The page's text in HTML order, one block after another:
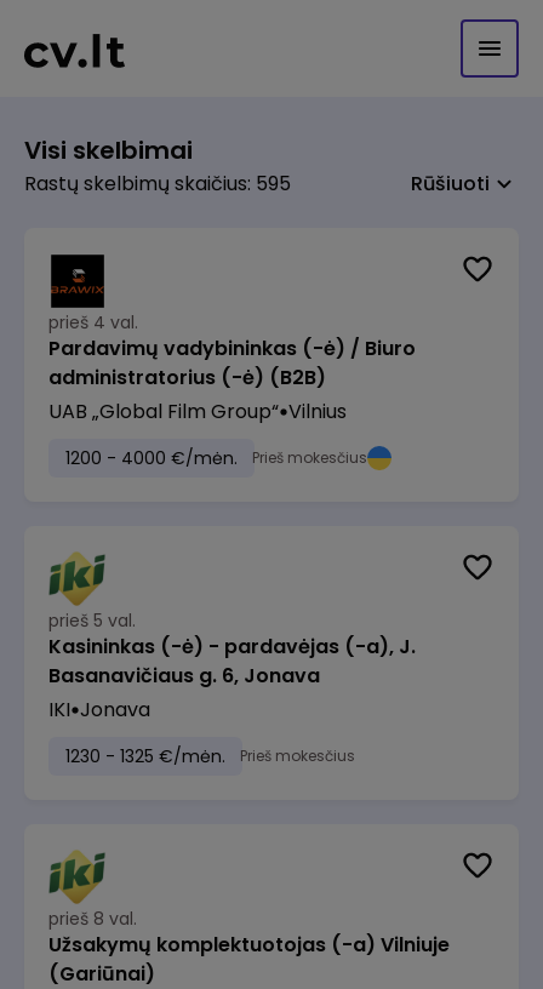
Visi skelbimai
Rastų skelbimų skaičius: 595 Rūšiuoti
prieš 4 val.
Pardavimų vadybininkas (-ė) / Biuro
administratorius (-ė) (B2B)
UAB „Global Film Group“ Vilnius
1200 - 4000 €/mėn. Prieš mokesčius
prieš 5 val.
Kasininkas (-ė) - pardavėjas (-a), J.
Basanavičiaus g. 6, Jonava
IKI Jonava
1230 - 1325 €/mėn. Prieš mokesčius
prieš 8 val.
Užsakymų komplektuotojas (-a) Vilniuje
(Gariūnai)